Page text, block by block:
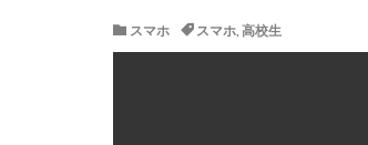
スマホ スマホ, 高校生